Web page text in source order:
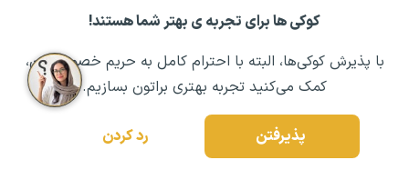
کوکی ها برای تجربه ی بهتر شما هستند!
با پذیرش کوکی‌ها، البته با احترام کامل به حریم خصوصیتون،
کمک می‌کنید تجربه بهتری براتون بسازیم.
پذیرفتن رد کردن
مشــاوره اولیه رایگان: ۰۲۱ ۴۳۰۰۰ ۰۲۱ رزرو مشاوره تخصصی
زیمبابوه، قابل تماشا کردن است. در سفر به زیمبابوه، به غیر
از بازدید آبشار مهمترین فعالیت‌هایی که در این مکان می­توان
انجام داد، شامل موارد زیر است:
– سواری بر روی فیل­های موجود در محل
– بانجی جامپینگ از ارتفاع ۱ ۱۱ متری روی رودخانه